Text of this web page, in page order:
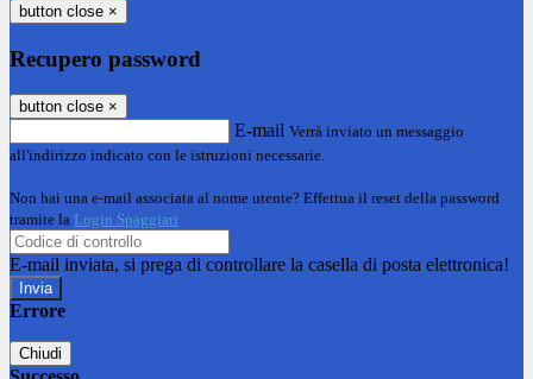
button close ×
Recupero password
button close ×
E-mail Verrà inviato un messaggio
all'indirizzo indicato con le istruzioni necessarie.
Non hai una e-mail associata al nome utente? Effettua il reset della password
tramite la Login Spaggiari
E-mail inviata, si prega di controllare la casella di posta elettronica!
Errore
Chiudi